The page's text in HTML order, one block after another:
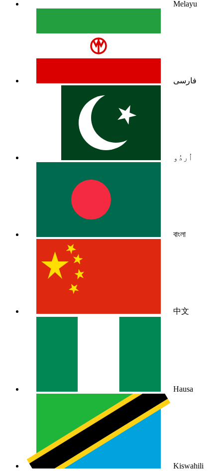
Melayu
فارسی
اُردُو
বাংলা
中文
Hausa
Kiswahili